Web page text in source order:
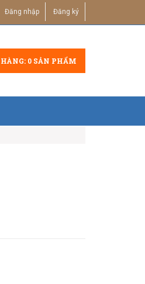
Đăng nhập Đăng ký
HÀNG: 0 SẢN PHẨM